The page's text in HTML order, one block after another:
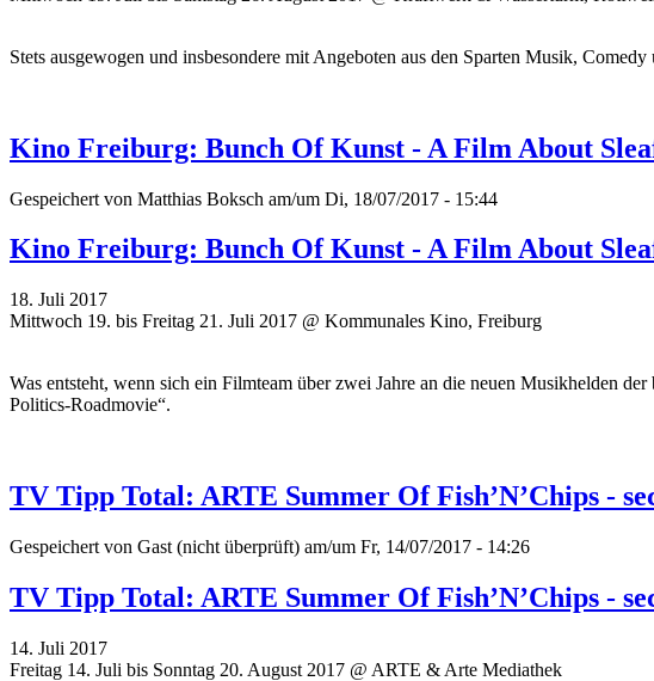
Stets ausgewogen und insbesondere mit Angeboten aus den Sparten Musik,
Kino Freiburg: Bunch Of Kunst - A Film About
Gespeichert von Matthias Boksch am/um Di, 18/07/2017 - 15:44
Kino Freiburg: Bunch Of Kunst - A Film About
18. Juli 2017
Mittwoch 19. bis Freitag 21. Juli 2017 @ Kommunales Kino, Freiburg
Was entsteht, wenn sich ein Filmteam über zwei Jahre an die neuen Musikhelden
Politics-Roadmovie“.
TV Tipp Total: ARTE Summer Of Fish’N’Chips -
Gespeichert von Gast (nicht überprüft) am/um Fr, 14/07/2017 - 14:26
TV Tipp Total: ARTE Summer Of Fish’N’Chips -
14. Juli 2017
Freitag 14. Juli bis Sonntag 20. August 2017 @ ARTE & Arte Mediathek